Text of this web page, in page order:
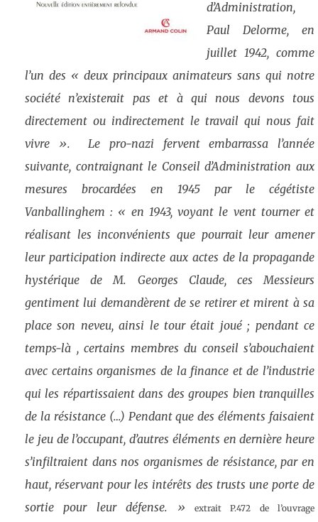
d’Administration,
Paul Delorme, en
juillet 1942, comme
l’un des « deux principaux animateurs sans qui notre
société n’existerait pas et à qui nous devons tous
directement ou indirectement le travail qui nous fait
vivre ». Le pro-nazi fervent embarrassa l’année
suivante, contraignant le Conseil d’Administration aux
mesures brocardées en 1945 par le cégétiste
Vanballinghem : « en 1943, voyant le vent tourner et
réalisant les inconvénients que pourrait leur amener
leur participation indirecte aux actes de la propagande
hystérique de M. Georges Claude, ces Messieurs
gentiment lui demandèrent de se retirer et mirent à sa
place son neveu, ainsi le tour était joué ; pendant ce
temps-là , certains membres du conseil s’abouchaient
avec certains organismes de la finance et de l’industrie
qui les répartissaient dans des groupes bien tranquilles
de la résistance (…) Pendant que des éléments faisaient
le jeu de l’occupant, d’autres éléments en dernière heure
s’infiltraient dans nos organismes de résistance, par en
haut, réservant pour les intérêts des trusts une porte de
sortie pour leur défense. »
extrait P.472 de l’ouvrage